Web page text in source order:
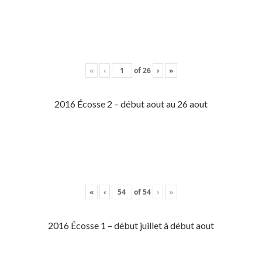
« ‹ of26 › »
2016 Écosse 2 – début aout au 26 aout
« ‹ of54 › »
2016 Écosse 1 – début juillet à début aout